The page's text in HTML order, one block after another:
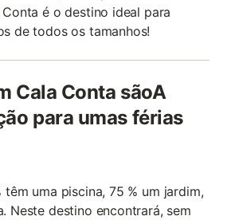
é o destino ideal para
de todos os tamanhos!
Cala Conta sãoA
para umas férias
têm uma piscina, 75 % um jardim,
Neste destino encontrará, sem